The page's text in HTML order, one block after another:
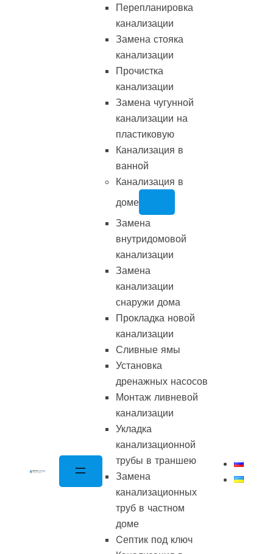
Перепланировка
канализации
Замена стояка
канализации
Прочистка
канализации
Замена чугунной
канализации на
пластиковую
Канализация в
ванной
Канализация в
доме
Замена
внутридомовой
канализации
Замена
канализации
снаружи дома
Прокладка новой
канализации
Сливные ямы
Установка
дренажных насосов
Монтаж ливневой
канализации
Укладка
канализационной
трубы в траншею
Замена
канализационных
труб в частном
доме
Cептик под ключ